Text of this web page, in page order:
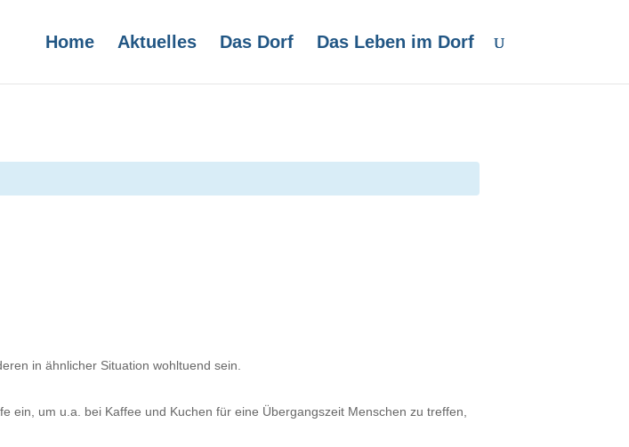
Home Aktuelles Das Dorf Das Leben im Dorf
in ähnlicher Situation wohltuend sein.
ein, um u.a. bei Kaffee und Kuchen für eine Übergangszeit Menschen zu treffen,